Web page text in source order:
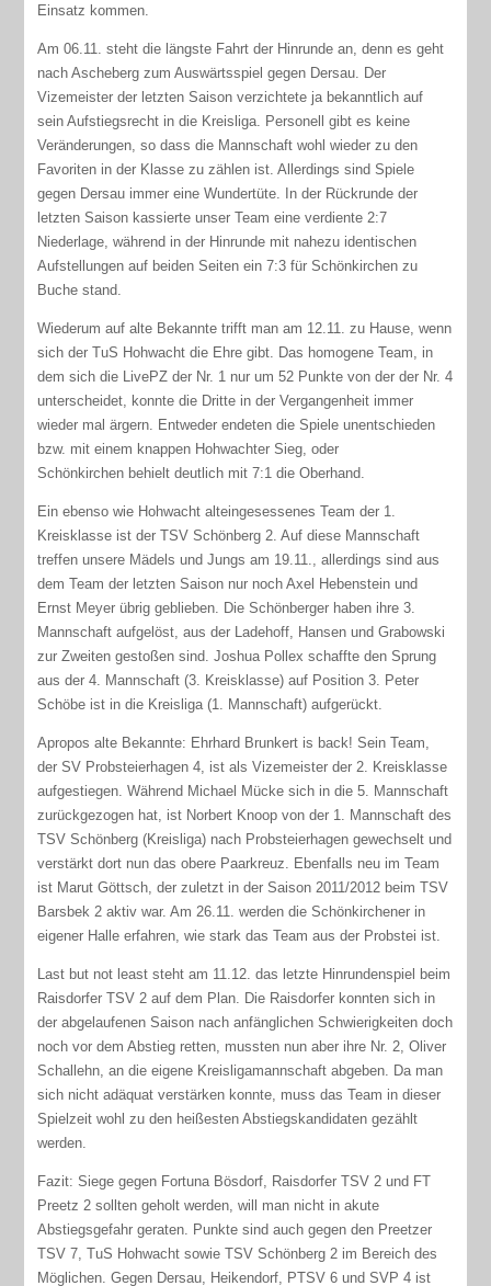
Einsatz kommen.
Am 06.11. steht die längste Fahrt der Hinrunde an, denn es geht
nach Ascheberg zum Auswärtsspiel gegen Dersau. Der
Vizemeister der letzten Saison verzichtete ja bekanntlich auf
sein Aufstiegsrecht in die Kreisliga. Personell gibt es keine
Veränderungen, so dass die Mannschaft wohl wieder zu den
Favoriten in der Klasse zu zählen ist. Allerdings sind Spiele
gegen Dersau immer eine Wundertüte. In der Rückrunde der
letzten Saison kassierte unser Team eine verdiente 2:7
Niederlage, während in der Hinrunde mit nahezu identischen
Aufstellungen auf beiden Seiten ein 7:3 für Schönkirchen zu
Buche stand.
Wiederum auf alte Bekannte trifft man am 12.11. zu Hause, wenn
sich der TuS Hohwacht die Ehre gibt. Das homogene Team, in
dem sich die LivePZ der Nr. 1 nur um 52 Punkte von der der Nr. 4
unterscheidet, konnte die Dritte in der Vergangenheit immer
wieder mal ärgern. Entweder endeten die Spiele unentschieden
bzw. mit einem knappen Hohwachter Sieg, oder
Schönkirchen behielt deutlich mit 7:1 die Oberhand.
Ein ebenso wie Hohwacht alteingesessenes Team der 1.
Kreisklasse ist der TSV Schönberg 2. Auf diese Mannschaft
treffen unsere Mädels und Jungs am 19.11., allerdings sind aus
dem Team der letzten Saison nur noch Axel Hebenstein und
Ernst Meyer übrig geblieben. Die Schönberger haben ihre 3.
Mannschaft aufgelöst, aus der Ladehoff, Hansen und Grabowski
zur Zweiten gestoßen sind. Joshua Pollex schaffte den Sprung
aus der 4. Mannschaft (3. Kreisklasse) auf Position 3. Peter
Schöbe ist in die Kreisliga (1. Mannschaft) aufgerückt.
Apropos alte Bekannte: Ehrhard Brunkert is back! Sein Team,
der SV Probsteierhagen 4, ist als Vizemeister der 2. Kreisklasse
aufgestiegen. Während Michael Mücke sich in die 5. Mannschaft
zurückgezogen hat, ist Norbert Knoop von der 1. Mannschaft des
TSV Schönberg (Kreisliga) nach Probsteierhagen gewechselt und
verstärkt dort nun das obere Paarkreuz. Ebenfalls neu im Team
ist Marut Göttsch, der zuletzt in der Saison 2011/2012 beim TSV
Barsbek 2 aktiv war. Am 26.11. werden die Schönkirchener in
eigener Halle erfahren, wie stark das Team aus der Probstei ist.
Last but not least steht am 11.12. das letzte Hinrundenspiel beim
Raisdorfer TSV 2 auf dem Plan. Die Raisdorfer konnten sich in
der abgelaufenen Saison nach anfänglichen Schwierigkeiten doch
noch vor dem Abstieg retten, mussten nun aber ihre Nr. 2, Oliver
Schallehn, an die eigene Kreisligamannschaft abgeben. Da man
sich nicht adäquat verstärken konnte, muss das Team in dieser
Spielzeit wohl zu den heißesten Abstiegskandidaten gezählt
werden.
Fazit: Siege gegen Fortuna Bösdorf, Raisdorfer TSV 2 und FT
Preetz 2 sollten geholt werden, will man nicht in akute
Abstiegsgefahr geraten. Punkte sind auch gegen den Preetzer
TSV 7, TuS Hohwacht sowie TSV Schönberg 2 im Bereich des
Möglichen. Gegen Dersau, Heikendorf, PTSV 6 und SVP 4 ist